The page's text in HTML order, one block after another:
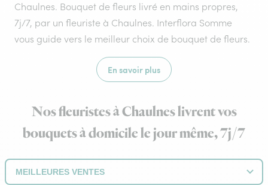
Chaulnes. Bouquet de fleurs livré en mains propres,
7j/7, par un fleuriste à Chaulnes. Interflora Somme
vous guide vers le meilleur choix de bouquet de fleurs.
En savoir plus
Nos fleuristes à Chaulnes livrent vos
bouquets à domicile le jour même, 7j/7